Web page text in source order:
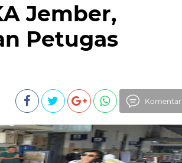
Jember,
Petugas
Komentar